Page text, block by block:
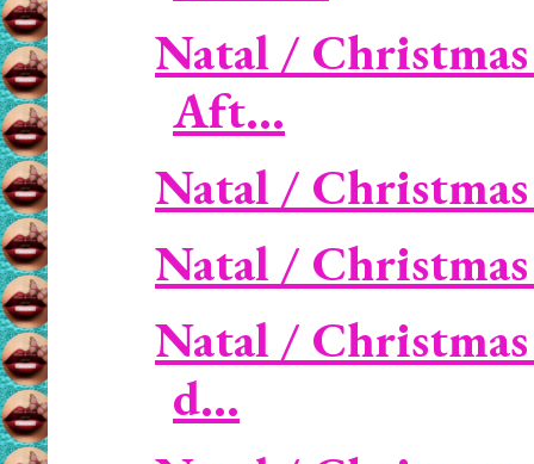
Natal / Christmas
Aft...
Natal /
Natal /
Natal /
d...